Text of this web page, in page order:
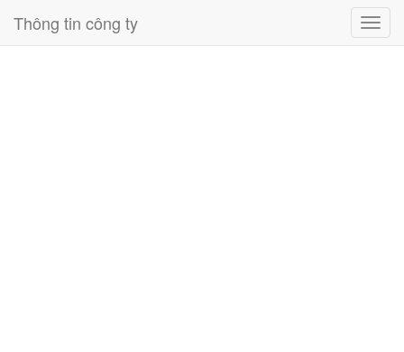
Thông tin công ty